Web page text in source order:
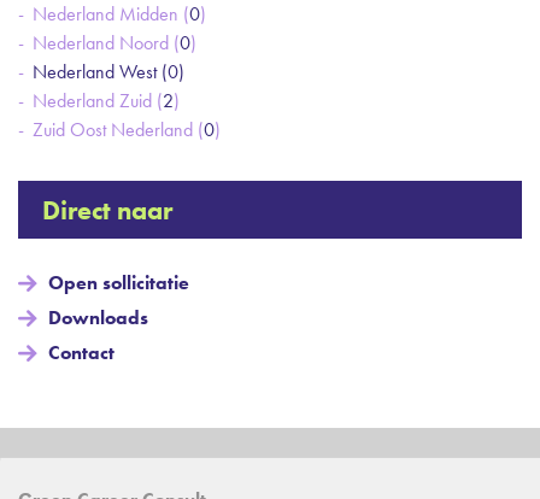
Nederland Midden (0)
Nederland Noord (0)
Nederland West (0)
Nederland Zuid (2)
Zuid Oost Nederland (0)
Direct naar
Open sollicitatie
Downloads
Contact